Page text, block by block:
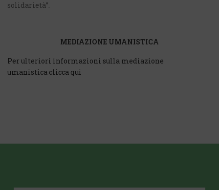
solidarietà”.
MEDIAZIONE UMANISTICA
Per ulteriori informazioni sulla mediazione
umanistica clicca qui